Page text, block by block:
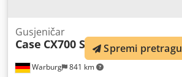
Warburg 841 km
Gusjeničar
Case CX700 SME Spremi pretragu